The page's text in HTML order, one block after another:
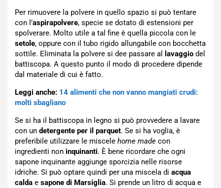
Per rimuovere la polvere in quello spazio si può tentare
con l’aspirapolvere, specie se dotato di estensioni per
spolverare. Molto utile a tal fine è quella piccola con le
setole, oppure con il tubo rigido allungabile con bocchetta
sottile. Eliminata la polvere si dee passare al
lavaggio del
battiscopa. A questo punto il modo di procedere dipende
dal materiale di cui è fatto.
Leggi anche: 14 alimenti che non vanno mangiati crudi:
molti sbagliano
Se si ha il battiscopa in legno si può provvedere a lavare
con un detergente per il parquet. Se si ha voglia, è
preferibile utilizzare le miscele home made con
ingredienti non inquinanti. È bene ricordare che ogni
sapone inquinante aggiunge sporcizia nelle risorse
idriche. Si può optare quindi per una miscela di acqua
calda e sapone di Marsiglia. Si prende un litro di acqua e